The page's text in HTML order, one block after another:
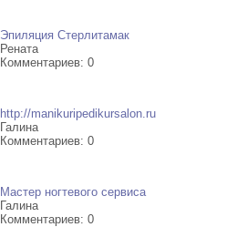
Эпиляция Стерлитамак
Рената
Комментариев: 0
http://manikuripedikursalon.ru
Галина
Комментариев: 0
Мастер ногтевого сервиса
Галина
Комментариев: 0